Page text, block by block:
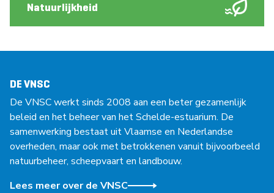
Natuurlijkheid
DE VNSC
De VNSC werkt sinds 2008 aan een beter gezamenlijk
beleid en het beheer van het Schelde-estuarium. De
samenwerking bestaat uit Vlaamse en Nederlandse
overheden, maar ook met betrokkenen vanuit bijvoorbeeld
natuurbeheer, scheepvaart en landbouw.
Lees meer over de VNSC